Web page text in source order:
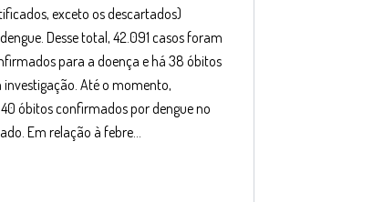
exceto os descartados)
Desse total, 42.091 casos foram
para a doença e há 38 óbitos
investigação. Até o momento,
óbitos confirmados por dengue no
Em relação à febre…